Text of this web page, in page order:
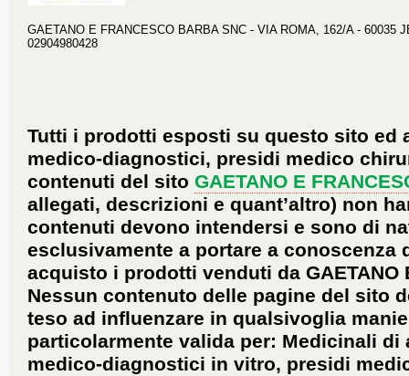
GAETANO E FRANCESCO BARBA SNC - VIA ROMA, 162/A - 60035
02904980428
Tutti i prodotti esposti su questo sito
medico-diagnostici, presidi medico
contenuti del sito GAETANO E
allegati, descrizioni e quant’altro) non
contenuti devono intendersi e sono di
esclusivamente a portare a
acquisto i prodotti venduti da GAETANO
Nessun contenuto delle pagine del sito
teso ad influenzare in qualsivoglia
particolarmente valida per: Medicinali
medico-diagnostici in vitro, presidi